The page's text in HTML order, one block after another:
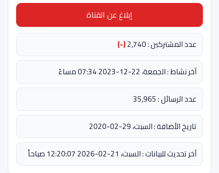
إبلاغ عن القناة
عدد المشتركين : 2,740
(-)
آخر نشاط : الجمعة، 22-12-2023 07:34 مساءً
عدد الرسائل : 35,965
تاريخ الأضافة : السبت، 29-02-2020
آخر تحديث للبيانات : السبت، 21-02-2026 12:20:07 صباحاً